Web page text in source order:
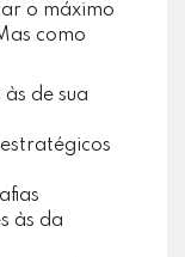
o máximo
como
de sua
às da